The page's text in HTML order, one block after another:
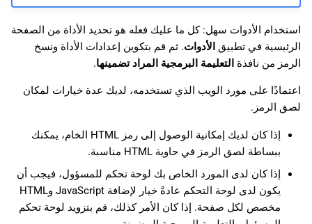
استخدام الأدوات سهل: كل ما عليك فعله هو تحديد الأداة من الصفحة
الرئيسية في تطبيق الأدوات. ثم قم بتكوين إعدادات الأداة ونسخ
الرمز من نافذة التعليمة البرمجية المراد تضمينها.
اعتمادًا على مورد الويب الذي تستخدمه، لديك عدة خيارات لمكان
لصق الرمز.
إذا كان لديك إمكانية الوصول إلى رمز HTML الخام، يمكنك
ببساطة لصق الرمز في حاوية HTML مناسبة.
إذا كان لدى المورد الخاص بك لوحة تحكم للمسؤول، فيجب أن
يكون لدى لوحة التحكم عادةً خيار لإضافة JavaScript وHTML
مخصص لكل صفحة. إذا كان الأمر كذلك، قم بتزويد لوحة تحكم